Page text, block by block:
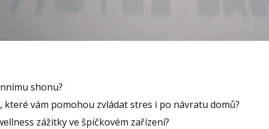
shonu?
které vám pomohou zvládat stres i po návratu domů?
zážitky ve špičkovém zařízení?